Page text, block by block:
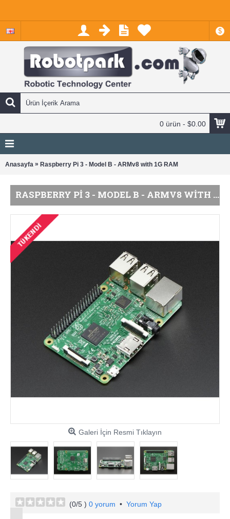
$
0 ürün - $0.00
Anasayfa » Raspberry Pi 3 - Model B - ARMv8 with 1G RAM
RASPBERRY PI 3 - MODEL B - ARMV8 WITH 1G RAM
Galeri İçin Resmi Tıklayın
(0/5 ) 0 yorum • Yorum Yap